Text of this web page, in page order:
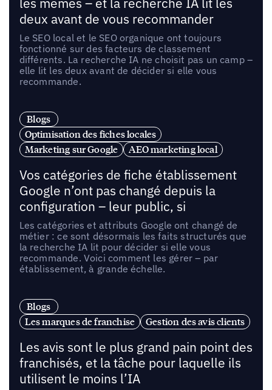
les mêmes – et la recherche IA lit les
deux avant de vous recommander
Le SEO local et le SEO organique ont toujours
fonctionné sur des facteurs de classement
différents. La recherche IA ne choisit pas un camp –
elle lit les deux avant de décider si elle vous
recommande.
Blogs
Optimisation des fiches locales
Marketing sur Google
AEO marketing local
Vos catégories de fiche établissement
Google n’ont pas changé depuis la
configuration – leur public, si
Les catégories et attributs Google ont changé de
métier : ce sont désormais les faits structurés que
la recherche IA lit pour décider si elle vous
recommande. Voici comment les gérer – par
établissement, à grande échelle.
Blogs
Les marques de franchise
Gestion des avis clients
Les avis sont le plus grand pain point des
franchisés, et la tâche pour laquelle ils
utilisent le moins l’IA